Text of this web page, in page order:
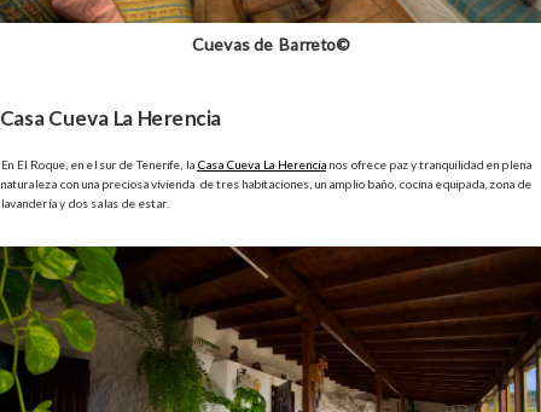
Cuevas de Barreto©
Casa Cueva La Herencia
En El Roque, en el sur de Tenerife, la Casa Cueva La Herencia nos ofrece paz y tranquilidad en plena
naturaleza con una preciosa vivienda de tres habitaciones, un amplio baño, cocina equipada, zona de
lavandería y dos salas de estar.